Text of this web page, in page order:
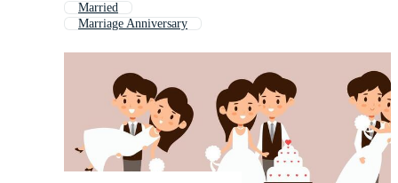
Married
Marriage Anniversary